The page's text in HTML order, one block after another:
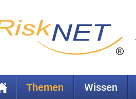
Themen Wissen